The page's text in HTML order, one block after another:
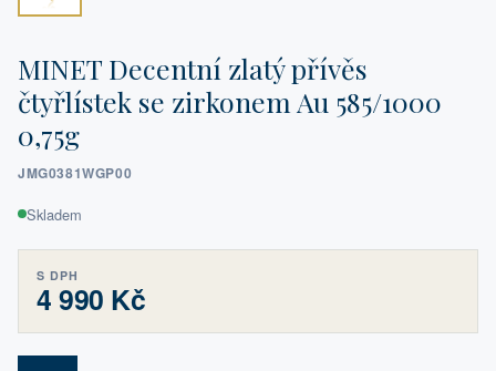
MINET Decentní zlatý přívěs
čtyřlístek se zirkonem Au 585/1000
0,75g
JMG0381WGP00
Skladem
S DPH
4 990 Kč